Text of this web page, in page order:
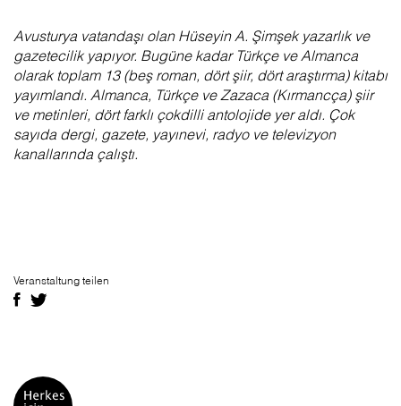
Avusturya vatandaşı olan Hüseyin A. Şimşek yazarlık ve
gazetecilik yapıyor. Bugüne kadar Türkçe ve Almanca
olarak toplam 13 (beş roman, dört şiir, dört araştırma) kitabı
yayımlandı. Almanca, Türkçe ve Zazaca (Kırmancça) şiir
ve metinleri, dört farklı çokdilli antolojide yer aldı. Çok
sayıda dergi, gazete, yayınevi, radyo ve televizyon
kanallarında çalıştı.
Veranstaltung teilen